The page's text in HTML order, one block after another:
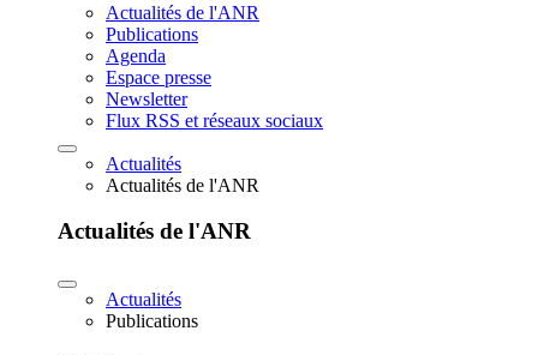
Actualités de l'ANR
Publications
Agenda
Espace presse
Newsletter
Flux RSS et réseaux sociaux
Actualités
Actualités de l'ANR
Actualités de l'ANR
Actualités
Publications